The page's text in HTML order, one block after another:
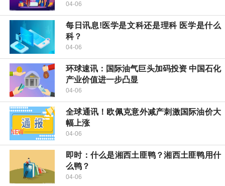
04-06
每日讯息!医学是文科还是理科 医学是什么
科？
04-06
环球速讯：国际油气巨头加码投资 中国石化
产业价值进一步凸显
04-06
全球通讯！欧佩克意外减产刺激国际油价大
幅上涨
04-06
即时：什么是湘西土匪鸭？湘西土匪鸭用什
么鸭？
04-06